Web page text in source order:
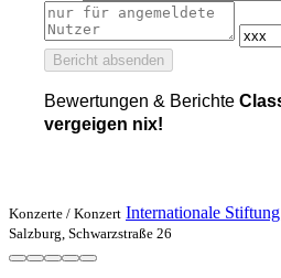
Bericht absenden
Bewertungen & Berichte
vergeigen nix!
Konzerte / Konzert Internationale
Salzburg, Schwarzstraße 26